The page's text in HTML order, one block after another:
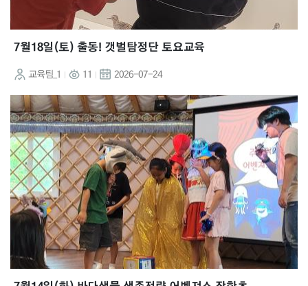
7월18일(토) 출동! 갯벌탐정단 토요교육
교육팀_1 11 2026-07-24